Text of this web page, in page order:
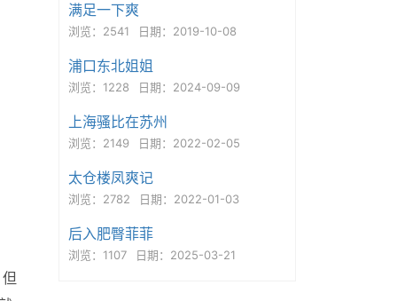
满足一下爽
浏览：2541 日期：2019-10-08
浦口东北姐姐
浏览：1228 日期：2024-09-09
上海骚比在苏州
浏览：2149 日期：2022-02-05
太仓楼凤爽记
浏览：2782 日期：2022-01-03
后入肥臀菲菲
浏览：1107 日期：2025-03-21